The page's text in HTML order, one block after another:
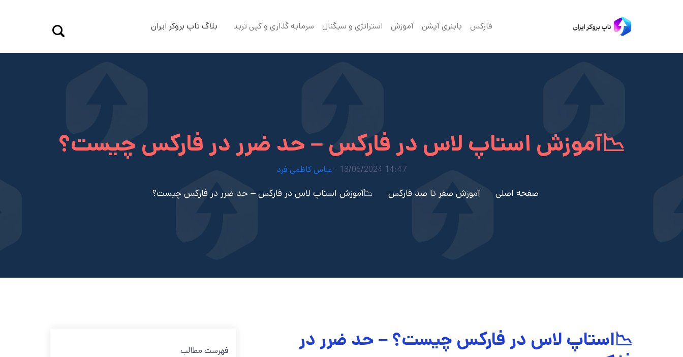
فارکس باینری آپشن آموزش استراتژی و سیگنال سرمایه گذاری و کپی ترید بلاگ تاپ بروکر ایران
📉آموزش استاپ لاس در فارکس – حد ضرر در فارکس چیست؟
14:47 13/06/2024 - عباس کاظمی فرد
صفحه اصلی آموزش صفر تا صد فارکس 📉آموزش استاپ لاس در فارکس – حد ضرر در فارکس چیست؟
📉استاپ لاس در فارکس چیست؟ – حد ضرر در
فهرست مطالب